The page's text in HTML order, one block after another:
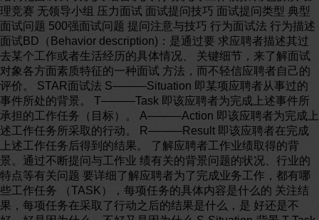
理竞赛 无领导小组 压力面试 面试提问技巧 面试提问类型 典型
面试问题 500强面试问题 提问注意与技巧 行为面试法 行为描述
面试BD（Behavior description)：是通过要 求应聘者描述其过
去某个工作或者生活经历的具体情况、 关键细节，来了解面试
对象各方面素质特征的一种面试 方法，而不轻信应聘者自己的
评价。 STAR面试法 S———Situation 即某项应聘者从事过的
事件所处的背景。 T———Task 即该应聘者为完成上述事件所
承担的工作任务（目标）。 A———Action 即该应聘者为完成上
述工作任务所采取的行动。 R———Result 即该应聘者在完成
上述工作任务后得到的结果。 了解应聘者工作业绩取得的背
景。通过不断提问与工作业 绩有关的背景问题的状况、行业的
特点等有关问题 要详细了解应聘者为了完成业务工作，都有哪
些工作任务 （TASK），每项任务的具体内容是什么的 关注结
果，每项任务在采取了行动之后的结果是什么，是 好还是不